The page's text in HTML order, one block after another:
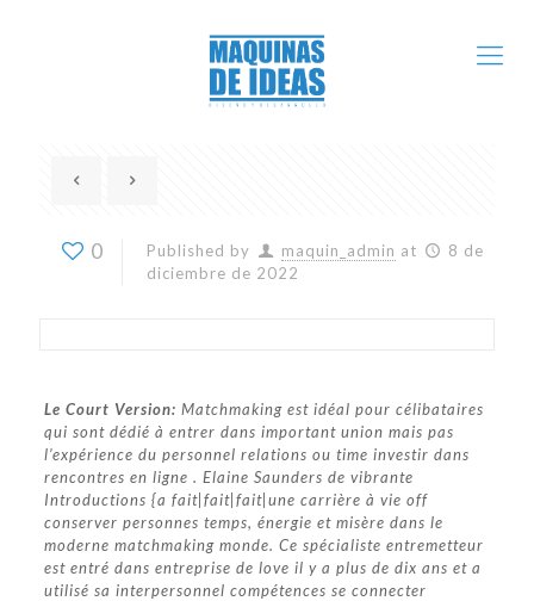
0 Published by maquin_admin at
8 de
diciembre de 2022
Le Court Version: Matchmaking est idéal pour célibataires
qui sont dédié à entrer dans important union mais pas
l’expérience du personnel relations ou time investir dans
rencontres en ligne . Elaine Saunders de vibrante
Introductions {a fait|fait|fait|une carrière à vie off
conserver personnes temps, énergie et misère dans le
moderne matchmaking monde. Ce spécialiste entremetteur
est entré dans entreprise de love il y a plus de dix ans et a
utilisé sa interpersonnel compétences se connecter